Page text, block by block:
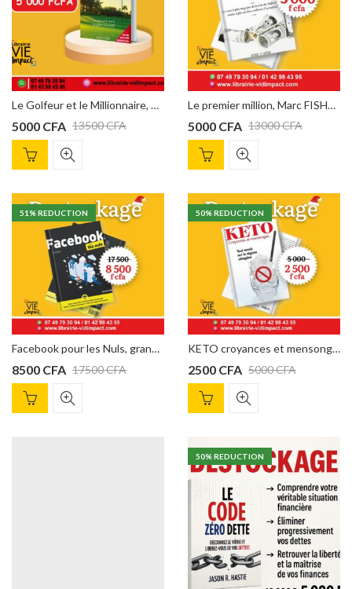
Le Golfeur et le Millionnaire, Marc FISHER
13500CFA
5000 CFA
Le premier million, Marc FISHER
13000CFA
5000 CFA
51 % REDUCTION
Facebook pour les Nuls, grand format, 4e éd Carolyn Abram
17500CFA
8500 CFA
50% REDUCTION
KETO croyances et mensonges tout savoir sur le régime cétogène MAURICE LAROCQUE
5000CFA
2500 CFA
50% REDUCTION